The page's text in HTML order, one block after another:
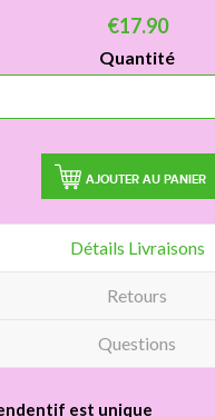
€17.90
Quantité
AJOUTER AU PANIER
Détails Livraisons
Retours
Questions
est unique